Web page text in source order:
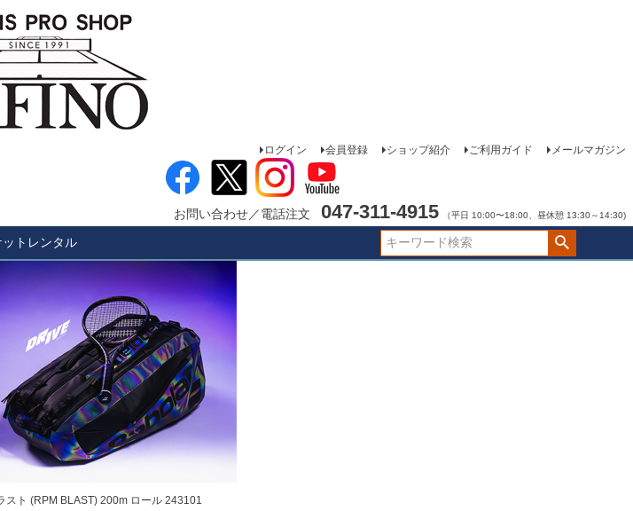
ログイン 会員登録 ショップ紹介 ご利用ガイド メールマガジン
お問い合わせ／電話注文 047-311-4915 （平日 10:00〜18:00、昼休憩 13:30～14:30)
ットレンタル
ト (RPM BLAST) 200m ロール 243101